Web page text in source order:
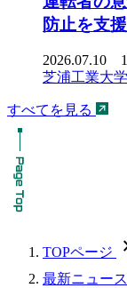
防止を支
2026.07.10
芝浦工業大学
すべてを見る
TOPページ
最新ニュース